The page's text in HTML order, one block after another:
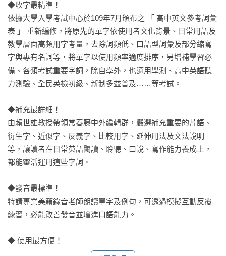
◆收字最精準！
依據大學入學考試中心於109年7月頒布之 「 高中英文參考詞彙
表 」 重新編修，將原先的單字依使用者文化背景、日常用語及
教學層面高頻用字考量，去除詞頻低、口語型詞彙及部分縮寫
字與專有名詞等，將單字以使用頻率適度排序，另增補學習必
備、各類考試重要字詞，除自學外，也適用學測、高中英語聽
力測驗、全民英檢初級、新制多益普及……等考試。
◆補充最詳細！
由賴世雄教授帶領常春藤中外編輯群，嚴選補充重要的片語、
衍生字、近似字、反義字、比較用字、延伸用法及文法說明
等，讓讀者在日常英語閱讀、聆聽、口說、寫作能力養成上，
都能靈活運用這些字詞。
◆發音最標準！
特請專業美籍錄音老師朗讀單字及例句，可透過模擬互動反覆
練習，必能改善發音並增進口語能力。
◆ 使用最方便！
依照個人使用習慣，可自由選擇分頁式的 QR Code或一次完整